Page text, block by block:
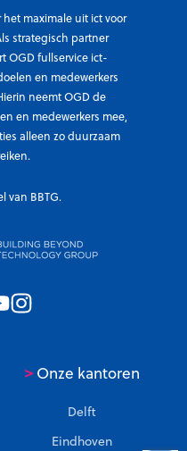
maximale uit ict voor
strategisch partner
OGD fullservice ict-
en medewerkers
neemt OGD de
en medewerkers mee,
alleen zo duurzaam
van BBTG.
>Onze kantoren
Delft
Eindhoven